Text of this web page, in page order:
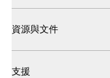
資源與文件
支援